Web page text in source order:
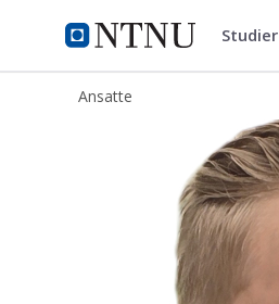
NTNU Hjemmeside
ntnu.no Studier
Ansatte